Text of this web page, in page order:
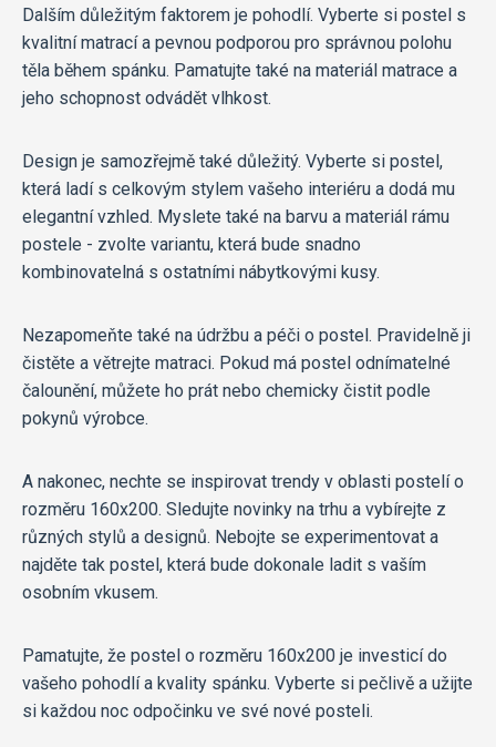
Dalším důležitým faktorem je pohodlí. Vyberte si postel s
kvalitní matrací a pevnou podporou pro správnou polohu
těla během spánku. Pamatujte také na materiál matrace a
jeho schopnost odvádět vlhkost.
Design je samozřejmě také důležitý. Vyberte si postel,
která ladí s celkovým stylem vašeho interiéru a dodá mu
elegantní vzhled. Myslete také na barvu a materiál rámu
postele - zvolte variantu, která bude snadno
kombinovatelná s ostatními nábytkovými kusy.
Nezapomeňte také na údržbu a péči o postel. Pravidelně ji
čistěte a větrejte matraci. Pokud má postel odnímatelné
čalounění, můžete ho prát nebo chemicky čistit podle
pokynů výrobce.
A nakonec, nechte se inspirovat trendy v oblasti postelí o
rozměru 160x200. Sledujte novinky na trhu a vybírejte z
různých stylů a designů. Nebojte se experimentovat a
najděte tak postel, která bude dokonale ladit s vaším
osobním vkusem.
Pamatujte, že postel o rozměru 160x200 je investicí do
vašeho pohodlí a kvality spánku. Vyberte si pečlivě a užijte
si každou noc odpočinku ve své nové posteli.